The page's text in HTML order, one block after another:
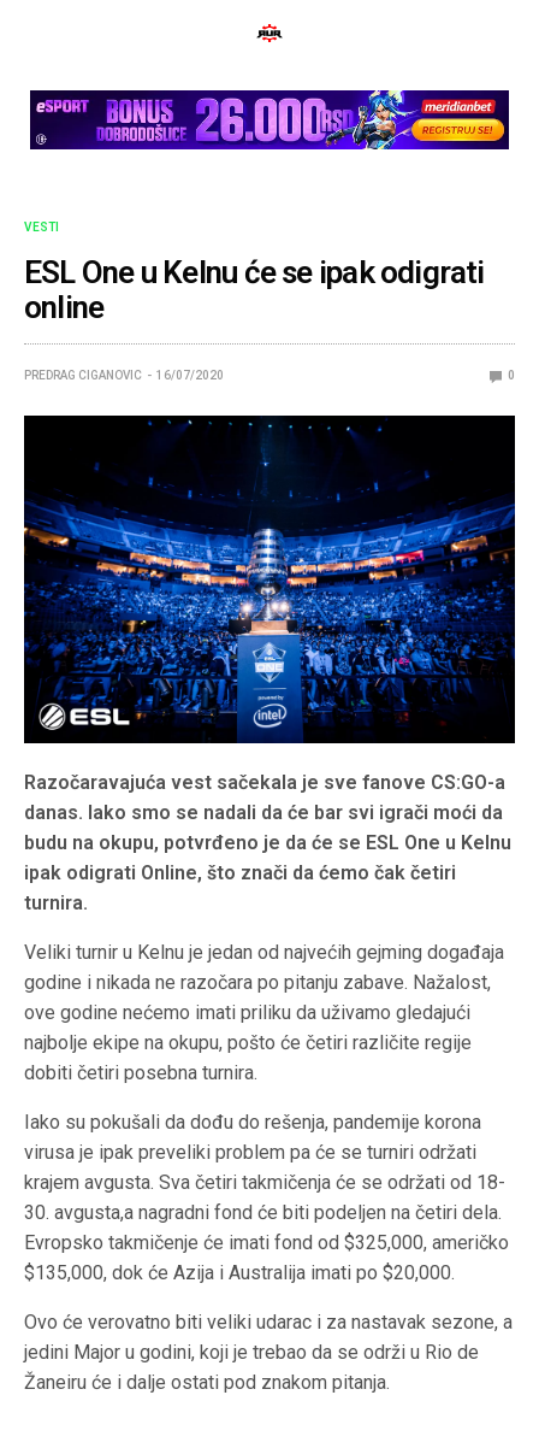
VESTI
ESL One u Kelnu će se ipak odigrati
online
PREDRAG CIGANOVIC 16/07/2020 0
Razočaravajuća vest sačekala je sve fanove CS:GO-a
danas. Iako smo se nadali da će bar svi igrači moći da
budu na okupu, potvrđeno je da će se ESL One u Kelnu
ipak odigrati Online, što znači da ćemo čak četiri
turnira.
Veliki turnir u Kelnu je jedan od najvećih gejming događaja
godine i nikada ne razočara po pitanju zabave. Nažalost,
ove godine nećemo imati priliku da uživamo gledajući
najbolje ekipe na okupu, pošto će četiri različite regije
dobiti četiri posebna turnira.
Iako su pokušali da dođu do rešenja, pandemije korona
virusa je ipak preveliki problem pa će se turniri održati
krajem avgusta. Sva četiri takmičenja će se održati od 18-
30. avgusta,a nagradni fond će biti podeljen na četiri dela.
Evropsko takmičenje će imati fond od $325,000, američko
$135,000, dok će Azija i Australija imati po $20,000.
Ovo će verovatno biti veliki udarac i za nastavak sezone, a
jedini Major u godini, koji je trebao da se održi u Rio de
Žaneiru će i dalje ostati pod znakom pitanja.